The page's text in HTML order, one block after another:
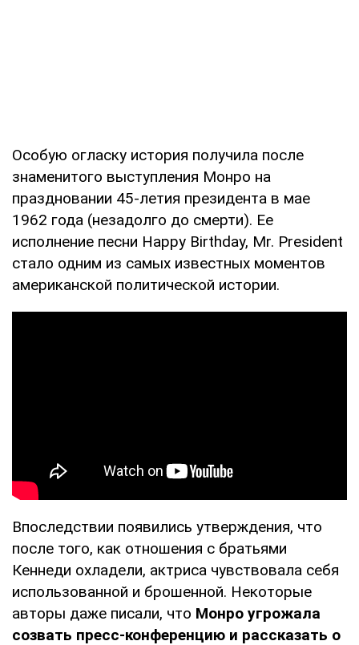
Особую огласку история получила после
знаменитого выступления Монро на
праздновании 45-летия президента в мае
1962 года (незадолго до смерти). Ее
исполнение песни Happy Birthday, Mr. President
стало одним из самых известных моментов
американской политической истории.
Впоследствии появились утверждения, что
после того, как отношения с братьями
Кеннеди охладели, актриса чувствовала себя
использованной и брошенной. Некоторые
авторы даже писали, что Монро угрожала
созвать пресс-конференцию и рассказать о